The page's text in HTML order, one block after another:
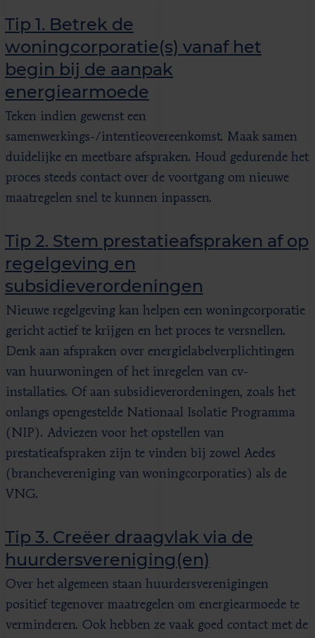
Tip 1. Betrek de
woningcorporatie(s) vanaf het
begin bij de aanpak
energiearmoede
Teken indien gewenst een
samenwerkings-/intentieovereenkomst. Maak samen
duidelijke en meetbare afspraken. Houd gedurende het
proces steeds contact over de voortgang om nieuwe
maatregelen snel te kunnen inpassen.
Tip 2. Stem prestatieafspraken af op
regelgeving en
subsidieverordeningen
Nieuwe regelgeving kan helpen een woningcorporatie
gericht actief te krijgen en het proces te versnellen.
Denk aan afspraken over energielabelverplichtingen
van huurwoningen of het inregelen van cv-
installaties. Of aan subsidieverordeningen, zoals het
onlangs opengestelde Nationaal Isolatie Programma
(NIP). Adviezen voor het opstellen van
prestatieafspraken zijn te vinden bij zowel Aedes
(branchevereniging van woningcorporaties) als de
VNG.
Tip 3. Creëer draagvlak via de
huurdersvereniging(en)
Over het algemeen staan huurdersverenigingen
positief tegenover maatregelen om energiearmoede te
verminderen. Ook hebben ze vaak goed contact met de